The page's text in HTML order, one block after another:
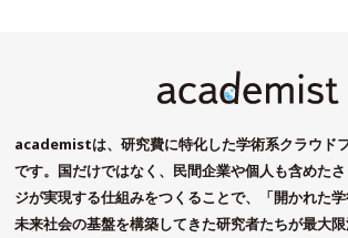
academistは、研究費に特化した学術系クラウド
です。国だけではなく、民間企業や個人も含めた
ジが実現する仕組みをつくることで、「開かれた学
未来社会の基盤を構築してきた研究者たちが最大